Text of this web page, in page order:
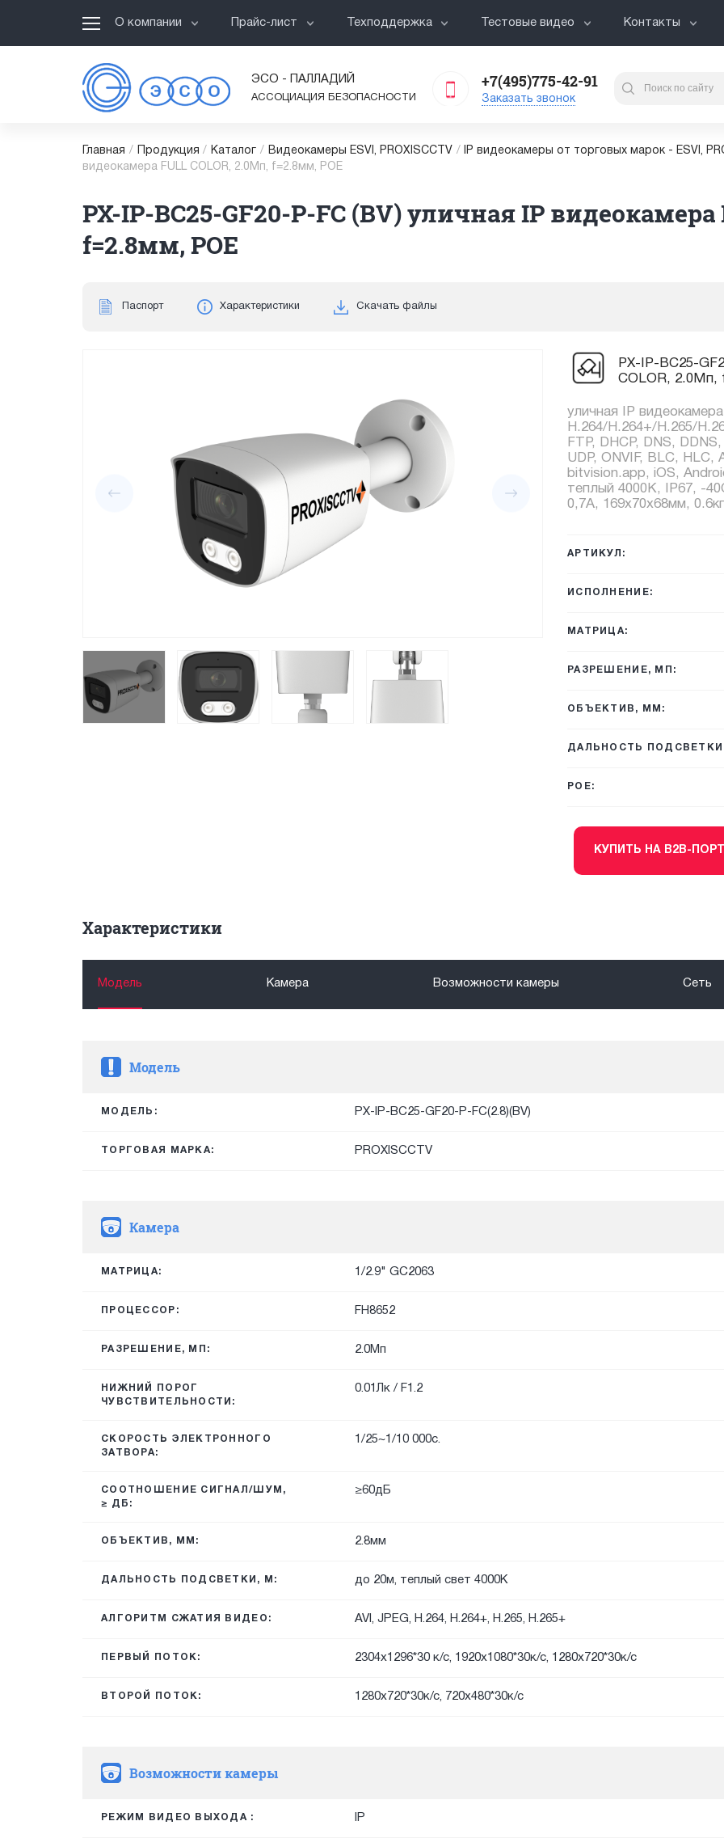
О компании Прайс-лист Техподдержка Тестовые видео Контакты
ЭСО - ПАЛЛАДИЙ
АССОЦИАЦИЯ БЕЗОПАСНОСТИ
+7(495)775-42-91
Заказать звонок
Главная / Продукция / Каталог / Видеокамеры ESVI, PROXISCCTV /
IP видеокамеры от торговых марок - ESVI,
видеокамера FULL COLOR, 2.0Мп, f=2.8мм, POE
PX-IP-BC25-GF20-P-FC (BV) уличная IP видеокамера
f=2.8мм, POE
Паспорт Характеристики Скачать файлы
PX-IP-BC25-
COLOR, 2.0Мп,
уличная IP
H.264/H.264+/H.265/
FTP, DHCP, DNS,
UDP, ONVIF, BLC,
bitvision.app, iOS,
теплый 4000К, IP67, -
0,7А, 169x70x68мм,
АРТИКУЛ:
ИСПОЛНЕНИЕ:
МАТРИЦА:
РАЗРЕШЕНИЕ, МП:
ОБЪЕКТИВ, ММ:
ДАЛЬНОСТЬ
POE:
КУПИТЬ НА B2B-
Характеристики
Модель Камера Возможности камеры Сеть
Модель
МОДЕЛЬ: PX-IP-BC25-GF20-P-FC(2.8)(BV)
ТОРГОВАЯ МАРКА: PROXISCCTV
Камера
МАТРИЦА: 1/2.9" GC2063
ПРОЦЕССОР: FH8652
РАЗРЕШЕНИЕ, МП: 2.0Мп
НИЖНИЙ ПОРОГ
ЧУВСТВИТЕЛЬНОСТИ:
0.01Лк / F1.2
СКОРОСТЬ ЭЛЕКТРОННОГО
ЗАТВОРА:
1/25~1/10 000с.
СООТНОШЕНИЕ СИГНАЛ/ШУМ,
≥ ДБ:
≥60дБ
ОБЪЕКТИВ, ММ: 2.8мм
ДАЛЬНОСТЬ ПОДСВЕТКИ, М: до 20м, теплый свет 4000К
АЛГОРИТМ СЖАТИЯ ВИДЕО: AVI, JPEG, H.264, H.264+, H.265, H.265+
ПЕРВЫЙ ПОТОК: 2304x1296*30 к/с, 1920х1080*30к/с, 1280х720*30к/с
ВТОРОЙ ПОТОК: 1280х720*30к/с, 720х480*30к/с
Возможности камеры
РЕЖИМ ВИДЕО ВЫХОДА : IP